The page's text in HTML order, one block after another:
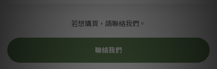
若想購買，請聯絡我們。
聯絡我們